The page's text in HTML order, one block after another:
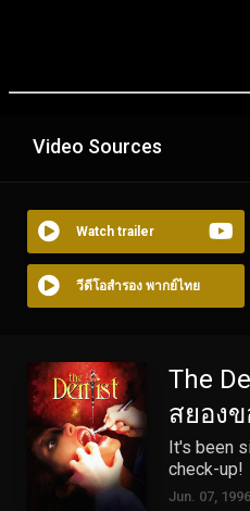
Video Sources
Watch trailer
วีดีโอสำรอง พากย์ไทย
The
สยองข
It's been
check-up!
Jun. 07, 1996